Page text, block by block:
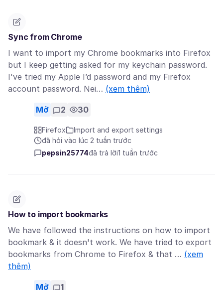
Sync from Chrome
I want to import my Chrome bookmarks into Firefox
but I keep getting asked for my keychain password.
I've tried my Apple I’d password and my Firefox
account password. Nei… (xem thêm)
Mở 2 30
Firefox
Import and export settings
đã hỏi vào lúc 2 tuần trước
pepsin25774đã trả lời1 tuần trước
How to import bookmarks
We have followed the instructions on how to import
bookmark & it doesn't work. We have tried to export
bookmarks from Chrome to Firefox & that … (xem
thêm)
Mở 1